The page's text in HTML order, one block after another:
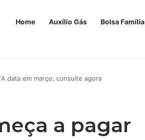
Home Auxílio Gás Bolsa Família
data em março; consulte agora
a pagar